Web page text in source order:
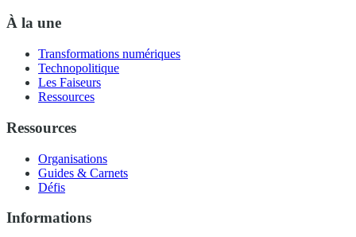
À la une
Transformations numériques
Technopolitique
Les Faiseurs
Ressources
Ressources
Organisations
Guides & Carnets
Défis
Informations